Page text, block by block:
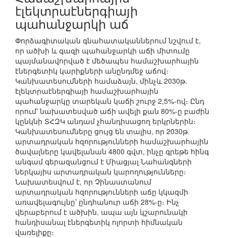
էլեկտրաէներգիայի
պահանջարկի աճ
Փորձագիտական գնահատականներում նշվում է,
որ ածխի և գազի պահանջարկի աճի միտումը
պայմանավորված է մեծապես համաշխարհային
էներգետիկ կարիքների անընդմեջ աճով։
Կանխատեսումների համաձայն, մինչև 2030թ.
էլեկտրաէներգիայի համաշխարհային
պահանջարկը տարեկան կաճի շուրջ 2,5%-ով։ Ընդ
որում՝ նախատեսված աճի ավելի քան 80%-ը բաժին
կընկնի ՏՀԶԿ անդամ չհանդիսացող երկրներին։
Կանխատեսումները ցույց են տալիս, որ 2030թ.
արտադրական հզորությունների համաշխարհային
ծավալները կավելանան 4800 գվտ, ինչը գրեթե հինգ
անգամ գերազանցում է Միացյալ Նահանգների
ներկայիս արտադրական կարողությունները։
Նախատեսվում է, որ Չինաստանում
արտադրական հզորությունների աճը կկազմի
առավելագույնը՝ ընդհանուր աճի 28%-ը։ Ինչ
վերաբերում է ածխին, ապա այն կշարունակի
հանդիսանալ էներգետիկ ոլորտի հիմնական
վառելիքը։